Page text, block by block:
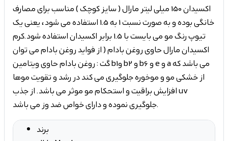
اکسیدان 150 میلی لیتر مارال ( سایز کوچک ) مناسب برای مصارف
خانگی بوده و به صورت نسبت 1 به 1.5 استفاده می شود، یعنی یک
تیوپ رنگ مو می بایست با 1.5 برابر اکسیدان استفاده شود.کرم
اکسیدان مارال حاوی روغن بادام ( از فواید روغن بادام می توان
گت : روغن بادام حاوی ویتامین b1و b2 و b6 و e و a می باشد که
از خشکی مو و موخوره جلوگیری می کند در رشد و تقویت موها
افزایش براقیت و استحکام مو موثر می باشد. از جذب uv
جلوگیری نموده و دارای خواص ضد وز می باشد.
برند